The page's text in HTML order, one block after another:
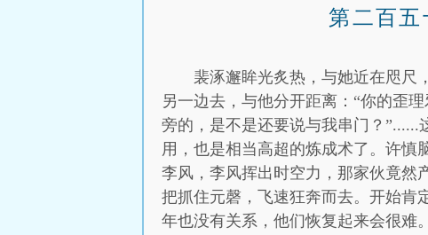
第二百五
裴涿邂眸光炙热，与她近在咫尺
另一边去，与他分开距离：“你的歪
旁的，是不是还要说与我串门？
用，也是相当高超的炼成术了。许慎
李风，李风挥出时空力，那家伙竟然
把抓住元磬，飞速狂奔而去。开始肯
年也没有关系，他们恢复起来会很难